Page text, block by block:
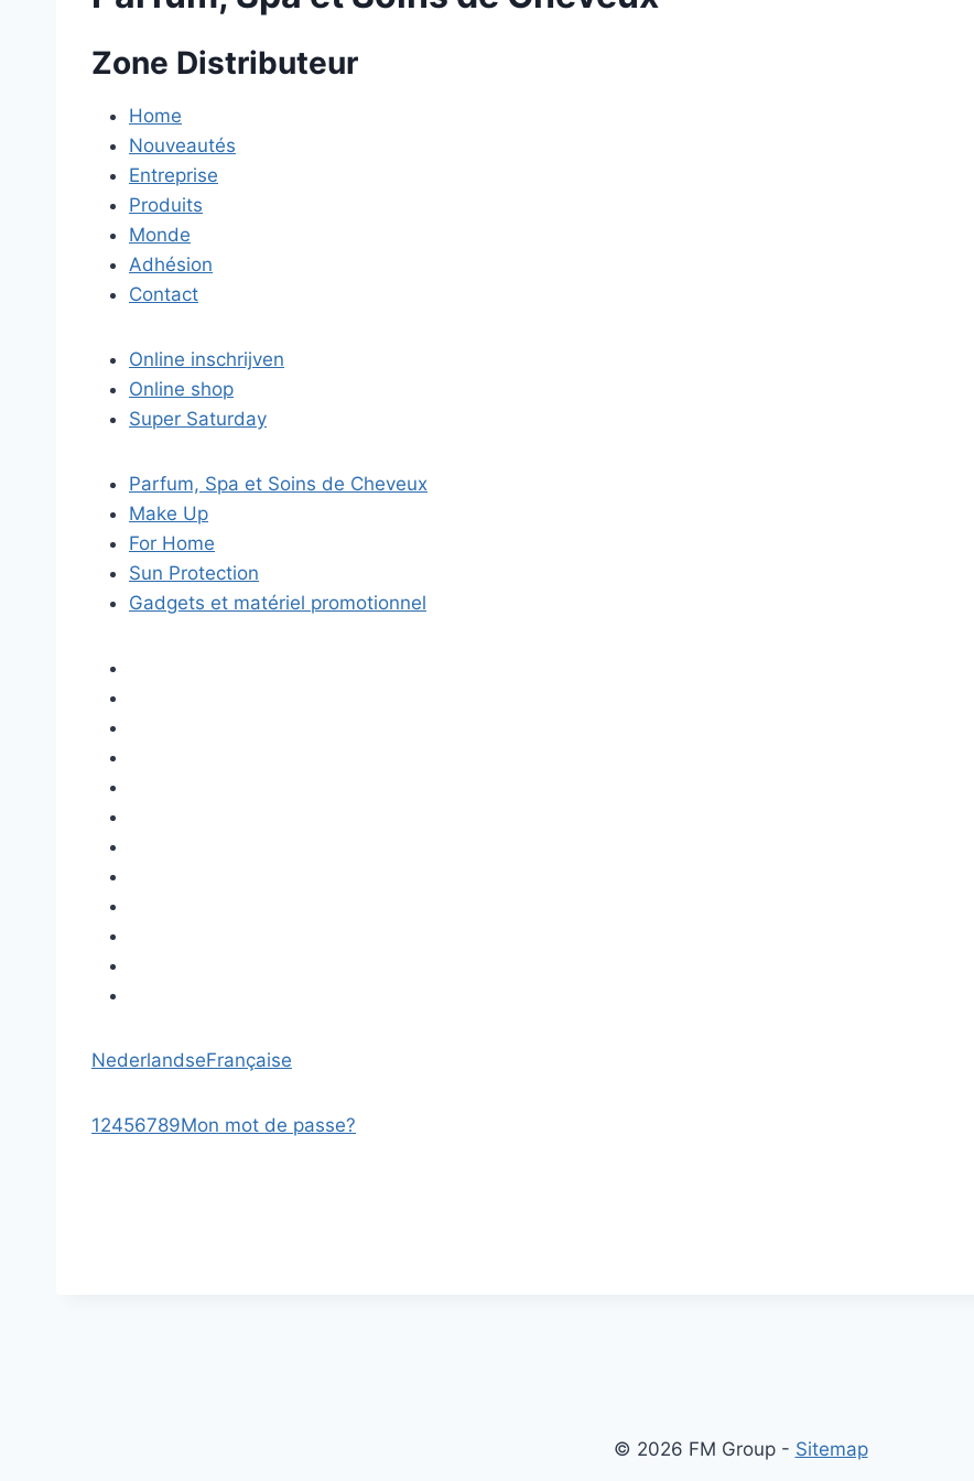
Zone Distributeur
Home
Nouveautés
Entreprise
Produits
Monde
Adhésion
Contact
Online inschrijven
Online shop
Super Saturday
Parfum, Spa et Soins de Cheveux
Make Up
For Home
Sun Protection
Gadgets et matériel promotionnel
NederlandseFrançaise
12456789Mon mot de passe?
© 2026 FM Group - Sitemap